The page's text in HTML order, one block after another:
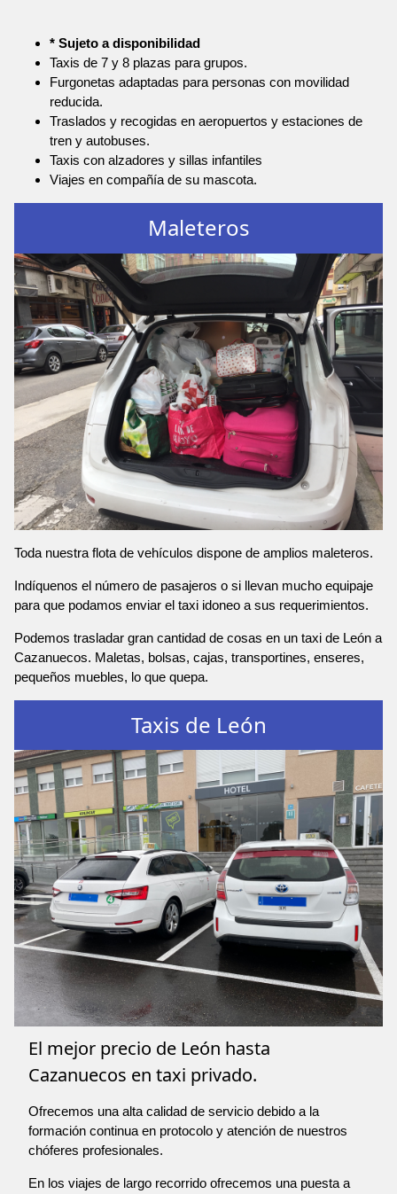
* Sujeto a disponibilidad
Taxis de 7 y 8 plazas para grupos.
Furgonetas adaptadas para personas con movilidad
reducida.
Traslados y recogidas en aeropuertos y estaciones de
tren y autobuses.
Taxis con alzadores y sillas infantiles
Viajes en compañía de su mascota.
Maleteros
Toda nuestra flota de vehículos dispone de amplios maleteros.
Indíquenos el número de pasajeros o si llevan mucho equipaje
para que podamos enviar el taxi idoneo a sus requerimientos.
Podemos trasladar gran cantidad de cosas en un taxi de León a
Cazanuecos. Maletas, bolsas, cajas, transportines, enseres,
pequeños muebles, lo que quepa.
Taxis de León
El mejor precio de León hasta
Cazanuecos en taxi privado.
Ofrecemos una alta calidad de servicio debido a la
formación continua en protocolo y atención de nuestros
chóferes profesionales.
En los viajes de largo recorrido ofrecemos una puesta a